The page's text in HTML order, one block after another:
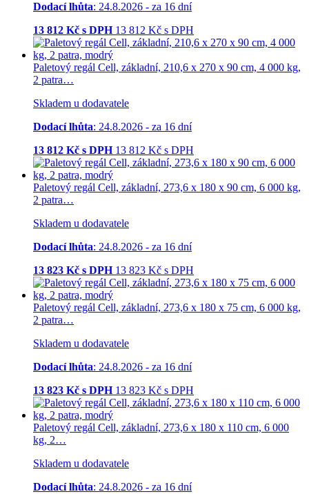
Dodací lhůta: 24.8.2026 - za 16 dní
13 812 Kč s DPH 13 812 Kč s DPH
Paletový regál Cell, základní, 210,6 x 270 x 90 cm, 4 000 kg,
2 patra…
Skladem u dodavatele
Dodací lhůta: 24.8.2026 - za 16 dní
13 812 Kč s DPH 13 812 Kč s DPH
Paletový regál Cell, základní, 273,6 x 180 x 90 cm, 6 000 kg,
2 patra…
Skladem u dodavatele
Dodací lhůta: 24.8.2026 - za 16 dní
13 823 Kč s DPH 13 823 Kč s DPH
Paletový regál Cell, základní, 273,6 x 180 x 75 cm, 6 000 kg,
2 patra…
Skladem u dodavatele
Dodací lhůta: 24.8.2026 - za 16 dní
13 823 Kč s DPH 13 823 Kč s DPH
Paletový regál Cell, základní, 273,6 x 180 x 110 cm, 6 000
kg, 2…
Skladem u dodavatele
Dodací lhůta: 24.8.2026 - za 16 dní